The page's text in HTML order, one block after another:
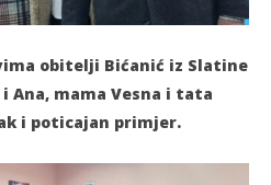
obitelji Bićanić iz Slatine
Ana, mama Vesna i tata
i poticajan primjer.